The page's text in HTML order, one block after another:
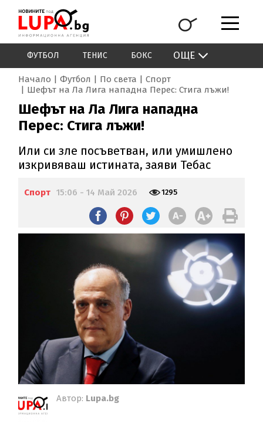
ФУТБОЛ ТЕНИС БОКС ОЩЕ
Начало Футбол По света
Спорт
Шефът на Ла Лига нападна Перес: Стига лъжи!
Шефът на Ла Лига нападна
Перес: Стига лъжи!
Или си зле посъветван, или умишлено
изкривяваш истината, заяви Тебас
Спорт 15:06 - 14 Май 2026 1295
Автор: Lupa.bg